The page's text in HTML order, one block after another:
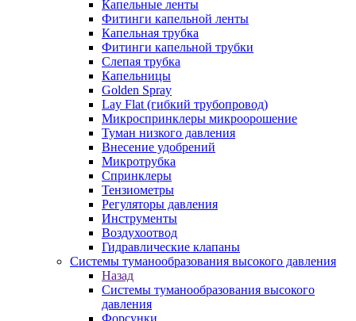
Капельные ленты
Фитинги капельной ленты
Капельная трубка
Фитинги капельной трубки
Слепая трубка
Капельницы
Golden Spray
Lay Flat (гибкий трубопровод)
Микроспринклеры микроорошение
Туман низкого давления
Внесение удобрений
Микротрубка
Спринклеры
Тензиометры
Регуляторы давления
Инструменты
Воздухоотвод
Гидравлические клапаны
Системы туманообразования высокого давления
Назад
Системы туманообразования высокого
давления
Форсунки